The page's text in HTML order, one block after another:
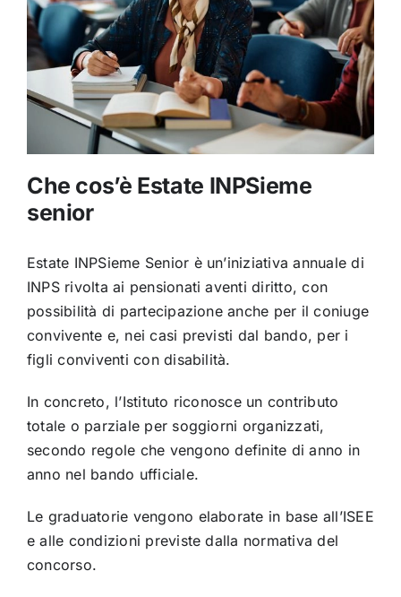
Che cos’è Estate INPSieme
senior
Estate INPSieme Senior è un’iniziativa annuale di
INPS rivolta ai pensionati aventi diritto, con
possibilità di partecipazione anche per il coniuge
convivente e, nei casi previsti dal bando, per i
figli conviventi con disabilità.
In concreto, l’Istituto riconosce un contributo
totale o parziale per soggiorni organizzati,
secondo regole che vengono definite di anno in
anno nel bando ufficiale.
Le graduatorie vengono elaborate in base all’ISEE
e alle condizioni previste dalla normativa del
concorso.